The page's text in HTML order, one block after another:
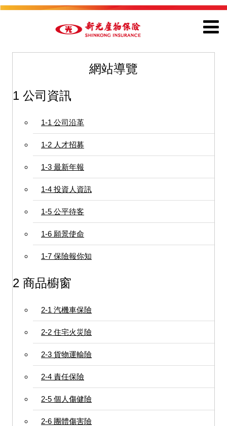
網站導覽
1 公司資訊
1-1 公司沿革
1-2 人才招募
1-3 最新年報
1-4 投資人資訊
1-5 公平待客
1-6 願景使命
1-7 保險報你知
2 商品櫥窗
2-1 汽機車保險
2-2 住宅火災險
2-3 貨物運輸險
2-4 責任保險
2-5 個人傷健險
2-6 團體傷害險